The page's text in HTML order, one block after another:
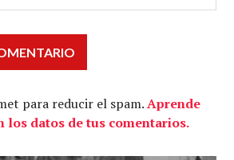
para reducir el spam.Aprende
los datos de tus comentarios.